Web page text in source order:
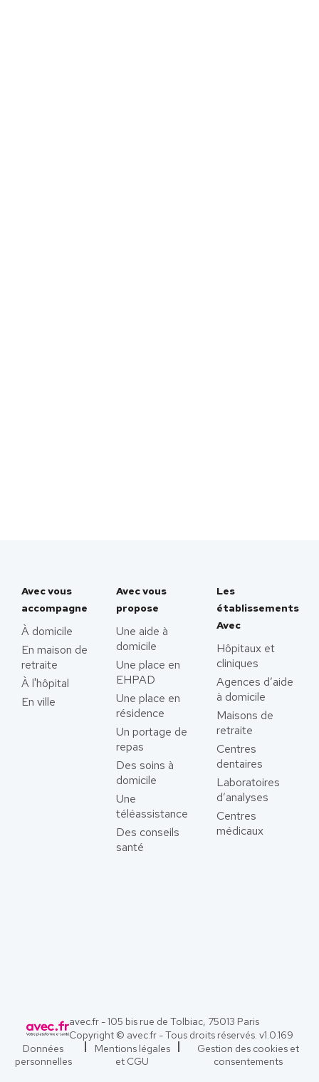
Avec vous
accompagne
À domicile
En maison de
retraite
À l'hôpital
En ville
Avec vous
propose
Une aide à
domicile
Une place en
EHPAD
Une place en
résidence
Un portage de
repas
Des soins à
domicile
Une
téléassistance
Des conseils
santé
Les
établissements
Avec
Hôpitaux et
cliniques
Agences d’aide
à domicile
Maisons de
retraite
Centres
dentaires
Laboratoires
d’analyses
Centres
médicaux
avec.fr - 105 bis rue de Tolbiac, 75013 Paris
Copyright © avec.fr - Tous droits réservés. v1.0.169
Données
personnelles
Mentions légales
et CGU
Gestion des cookies et
consentements